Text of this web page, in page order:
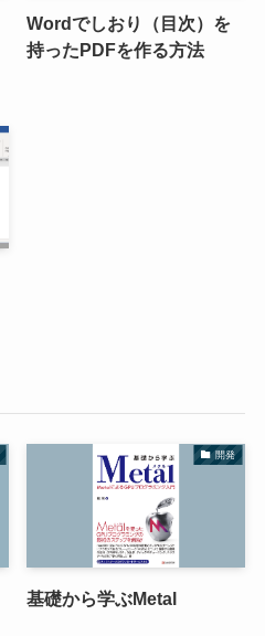
Wordでしおり（目次）を
持ったPDFを作る方法
開発
基礎から学ぶMetal